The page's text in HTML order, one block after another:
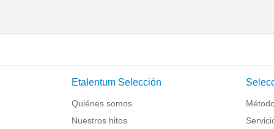
Etalentum Selección
Quiénes somos
Nuestros hitos